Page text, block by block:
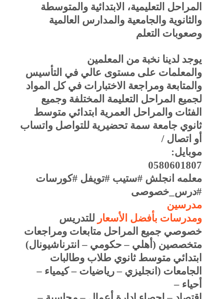
المراحل التعليمية، الابتدائية والمتوسطة
والثانوية والجامعية والمدارس العالمية
وصعوبات التعلم
يوجد لدينا نخبة من المعلمين
والمعلمات على مستوى عالي في التأسيس
والمتابعة ومراجعة الاختبارات في كل المواد
لجميع المراحل التعليمة المختلفة وجميع
الفئات والمراحل العمرية ابتدائي متوسط
ثانوي جامعة سمة تحضيرية للتواصل واتساب
أو اتصال /
موبايل:
0580601807
معلمه انجلش #ستيب #تويفل #كورسات
#درس_خصوصى
مدرسين
ومدرسات بأفضل الأسعار للتدريس
خصوصي جميع المراحل متابعات ومراجعات
متخصصين (أهلي – حكومي – انترناشيونال)
ابتدائي متوسط ثانوي طلاب وطالبات
الجامعات (انجليزي – رياضيات – كيمياء –
أحياء –